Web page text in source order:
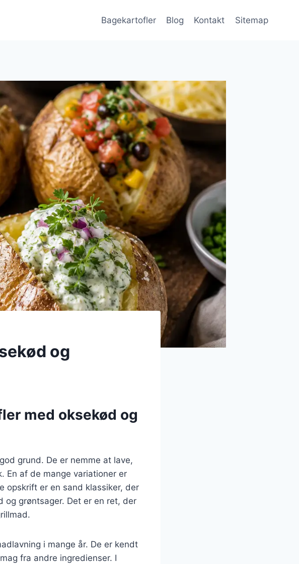
Bagekartofler Blog Kontakt Sitemap
og
med oksekød og
grund. De er nemme at lave,
En af de mange variationer er
opskrift er en sand klassiker, der
grøntsager. Det er en ret, der
i mange år. De er kendt
fra andre ingredienser. I